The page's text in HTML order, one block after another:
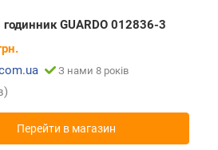
годинник GUARDO 012836-3
З нами 8 років
Перейти в магазин